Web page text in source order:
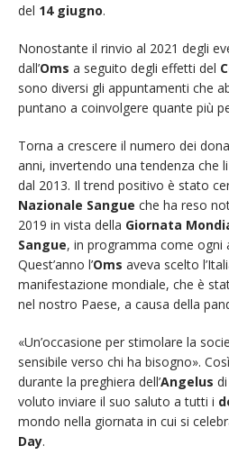
del 14 giugno.
Nonostante il rinvio al 2021 degli
dall’Oms a seguito degli effetti del
sono diversi gli appuntamenti che
puntano a coinvolgere quante più
Torna a crescere il numero dei
anni, invertendo una tendenza che
dal 2013. Il trend positivo è stato
Nazionale Sangue che ha reso
2019 in vista della Giornata
Sangue, in programma come ogni
Quest’anno l’Oms aveva scelto
manifestazione mondiale, che è
nel nostro Paese, a causa della
«Un’occasione per stimolare la
sensibile verso chi ha bisogno». Così
durante la preghiera dell’Angelus
voluto inviare il suo saluto a tutti i
mondo nella giornata in cui si
Day.